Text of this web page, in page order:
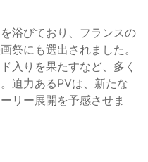
浴びており、フランスの
祭にも選出されました。
入りを果たすなど、多く
迫力あるPVは、新たな
リー展開を予感させま